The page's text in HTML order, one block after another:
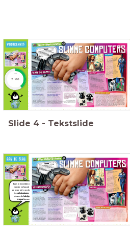
Wat weet je er al van?
timer
2:00
Slide 4 - Tekstslide
Wat betekent Artificial Intelligence in hetNederlands?
Hoe verbetert ChatGPT zichzelf?
Hoe kan AI helpen in de zorg?
Is een chatbot slim?
Wat vind jij van AI? Leg je antwoord uit.
Wat zou jij graag willen maken met behulp van AI?
Lees in tweetallen de tekst
verder en bepaal wat je
erover wil opschrijven in
jeaantekeningen . Maak
daarna de tekstgerichte
vragenhiernaast!